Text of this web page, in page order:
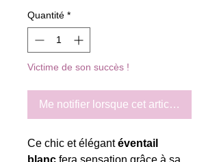
Quantité *
Victime de son succès !
Me notifier lorsque cet article est
Ce chic et élégantéventail